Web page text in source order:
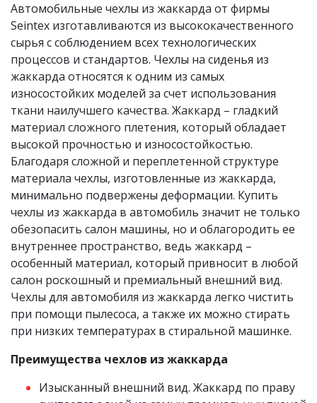
Автомобильные чехлы из жаккарда от фирмы
Seintex изготавливаются из высококачественного
сырья с соблюдением всех технологических
процессов и стандартов. Чехлы на сиденья из
жаккарда относятся к одним из самых
износостойких моделей за счет использования
ткани наилучшего качества. Жаккард – гладкий
материал сложного плетения, который обладает
высокой прочностью и износостойкостью.
Благодаря сложной и переплетенной структуре
материала чехлы, изготовленные из жаккарда,
минимально подвержены деформации. Купить
чехлы из жаккарда в автомобиль значит не только
обезопасить салон машины, но и облагородить ее
внутреннее пространство, ведь жаккард –
особенный материал, который привносит в любой
салон роскошный и премиальный внешний вид.
Чехлы для автомобиля из жаккарда легко чистить
при помощи пылесоса, а также их можно стирать
при низких температурах в стиральной машинке.
Преимущества чехлов из жаккарда
Изысканный внешний вид. Жаккард по праву